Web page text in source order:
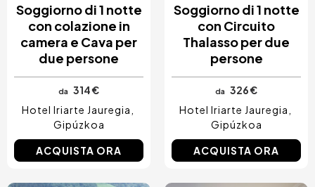
Soggiorno di 1 notte
con colazione in
camera e Cava per
due persone
da 314 €
Hotel Iriarte Jauregia
Gipúzkoa
ACQUISTA ORA
Soggiorno di 1 notte
con Circuito
Thalasso per due
persone
da 326 €
Hotel Iriarte Jauregia
Gipúzkoa
ACQUISTA ORA